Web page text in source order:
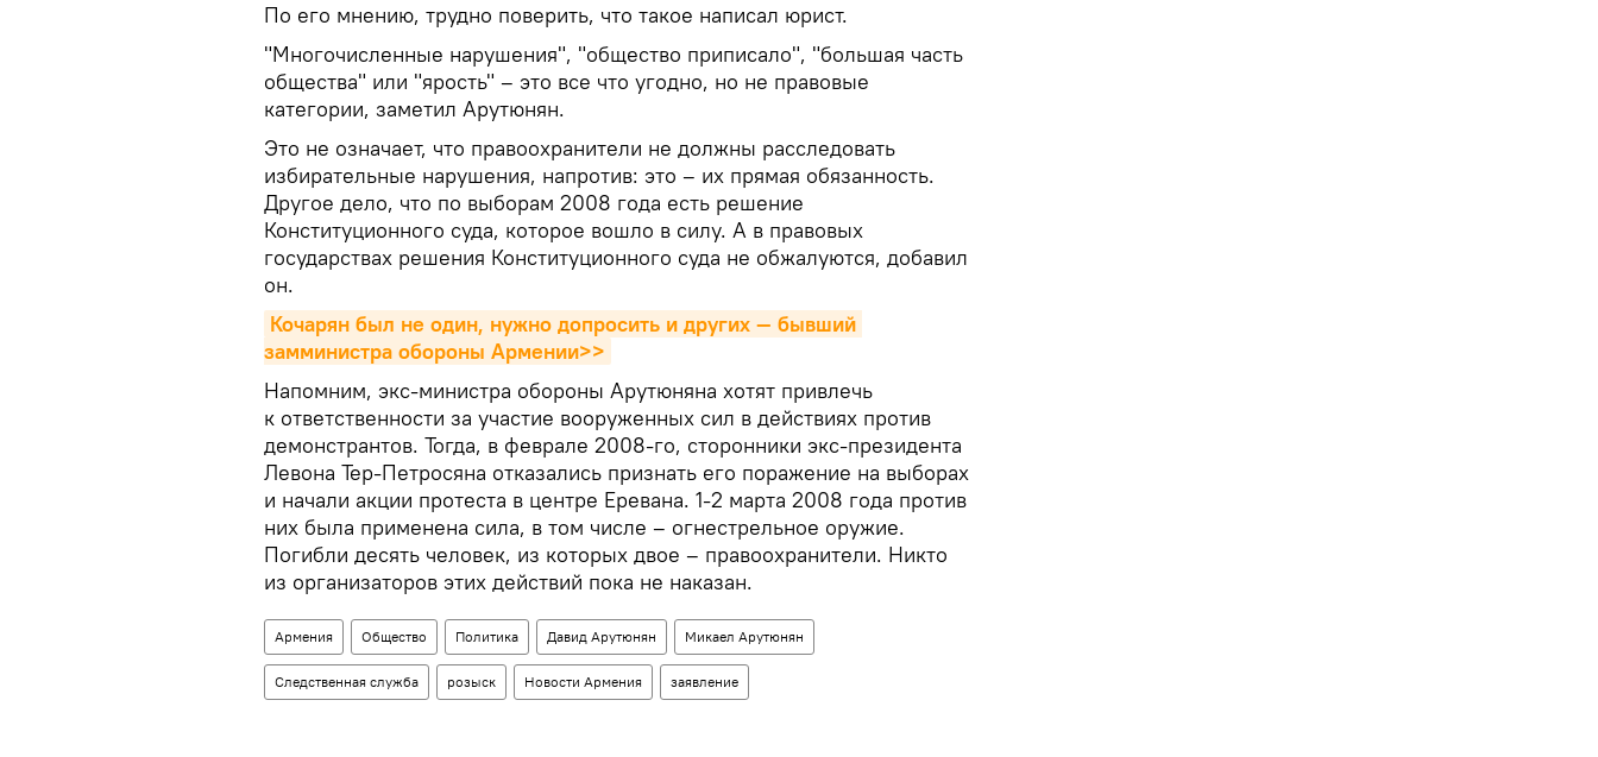
По его мнению, трудно поверить, что такое написал юрист.
"Многочисленные нарушения", "общество приписало", "большая часть
общества" или "ярость" – это все что угодно, но не правовые
категории, заметил Арутюнян.
Это не означает, что правоохранители не должны расследовать
избирательные нарушения, напротив: это – их прямая обязанность.
Другое дело, что по выборам 2008 года есть решение
Конституционного суда, которое вошло в силу. А в правовых
государствах решения Конституционного суда не обжалуются, добавил
он.
Кочарян был не один, нужно допросить и других — бывший
замминистра обороны Армении>>
Напомним, экс-министра обороны Арутюняна хотят привлечь
к ответственности за участие вооруженных сил в действиях против
демонстрантов. Тогда, в феврале 2008-го, сторонники экс-президента
Левона Тер-Петросяна отказались признать его поражение на выборах
и начали акции протеста в центре Еревана. 1-2 марта 2008 года против
них была применена сила, в том числе – огнестрельное оружие.
Погибли десять человек, из которых двое – правоохранители. Никто
из организаторов этих действий пока не наказан.
Армения Общество Политика Давид Арутюнян Микаел Арутюнян
Следственная служба розыск Новости Армения заявление